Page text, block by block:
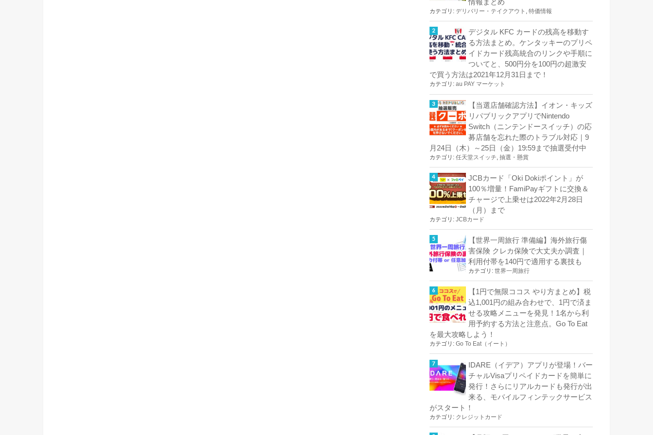
情報まとめ
カテゴリ: デリバリー・テイクアウト , 特価情報
デジタル KFC カードの残高を移動す
る方法まとめ。ケンタッキーのプリペ
イドカード残高統合のリンクや手順に
ついてと、500円分を100円の超激安
で買う方法は2021年12月31日まで！
カテゴリ: au PAY マーケット
【当選店舗確認方法】イオン・キッズ
リパブリックアプリでNintendo
Switch（ニンテンドースイッチ）の応
募店舗を忘れた際のトラブル対応｜9
月24日（木）～25日（金）19:59まで抽選受付中
カテゴリ: 任天堂スイッチ 抽選・懸賞
JCBカード「Oki Dokiポイント」が
100％増量！FamiPayギフトに交換＆
チャージで上乗せは2022年2月28日
（月）まで
カテゴリ: JCBカード
【世界一周旅行 準備編】海外旅行傷
害保険 クレカ保険で大丈夫か調査｜
利用付帯を140円で適用する裏技も
カテゴリ: 世界一周旅行
【1円で無限ココス やり方まとめ】税
込1,001円の組み合わせで、1円で済ま
せる攻略メニューを発見！1名から利
用予約する方法と注意点。Go To Eat
を最大攻略しよう！
カテゴリ: Go To Eat（イート）
IDARE（イデア）アプリが登場！バー
チャルVisaプリペイドカードを簡単に
発行！さらにリアルカードも発行が出
来る、モバイルフィンテックサービス
がスタート！
カテゴリ: クレジットカード